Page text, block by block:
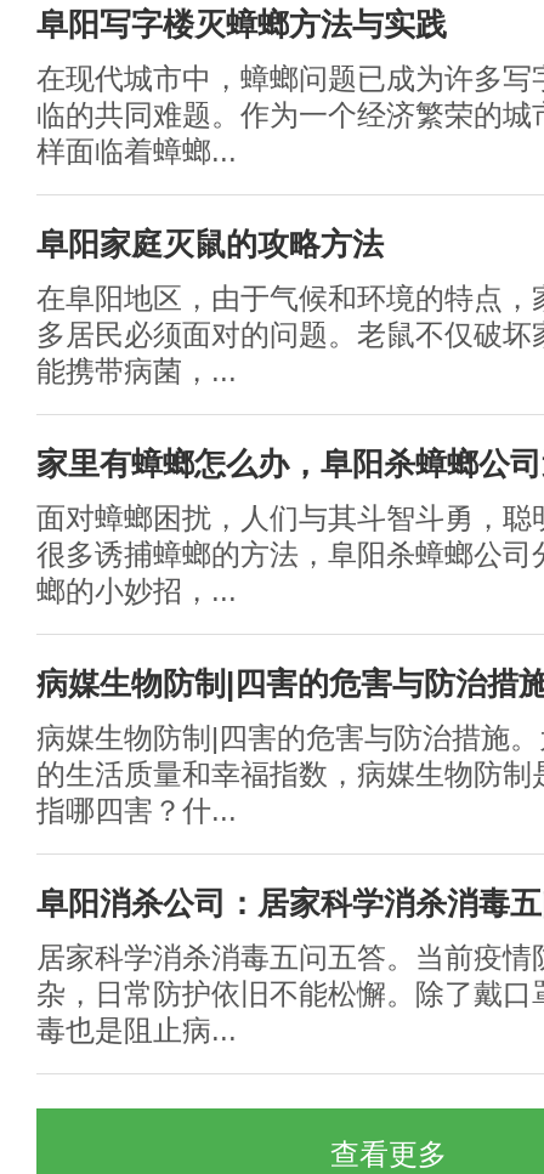
阜阳写字楼灭蟑螂方法与实践
在现代城市中，蟑螂问题已成为许多写
临的共同难题。作为一个经济繁荣的城
样面临着蟑螂...
阜阳家庭灭鼠的攻略方法
在阜阳地区，由于气候和环境的特点，
多居民必须面对的问题。老鼠不仅破坏
能携带病菌，...
家里有蟑螂怎么办，阜阳杀蟑螂公
面对蟑螂困扰，人们与其斗智斗勇，聪
很多诱捕蟑螂的方法，阜阳杀蟑螂公司
螂的小妙招，...
病媒生物防制|四害的危害与防治措
病媒生物防制|四害的危害与防治措施
的生活质量和幸福指数，病媒生物防制
指哪四害？什...
阜阳消杀公司：居家科学消杀消毒
居家科学消杀消毒五问五答。当前疫情
杂，日常防护依旧不能松懈。除了戴口
毒也是阻止病...
查看更多